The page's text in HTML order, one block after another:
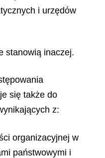
i urzędów
stanowią inaczej.
się także do
z:
organizacyjnej w
państwowymi i